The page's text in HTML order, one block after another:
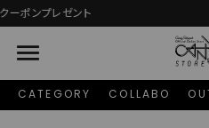
新規会員登録で1,000円分
menu
CATEGORY COLLABO